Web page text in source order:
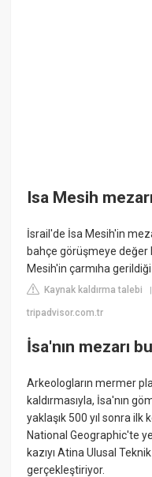
Isa Mesih
İsrail'de İsa Mesih'in
bahçe görüşmeye değer
Mesih'in çarmıha
Kaynak kaldırma talebi
tripadvisor.com.tr
İsa'nın mezarı
Arkeologların mermer
kaldırmasıyla, İsa'nın
yaklaşık 500 yıl sonra ilk
National Geographic'te
kazıyı Atina Ulusal
gerçekleştiriyor.